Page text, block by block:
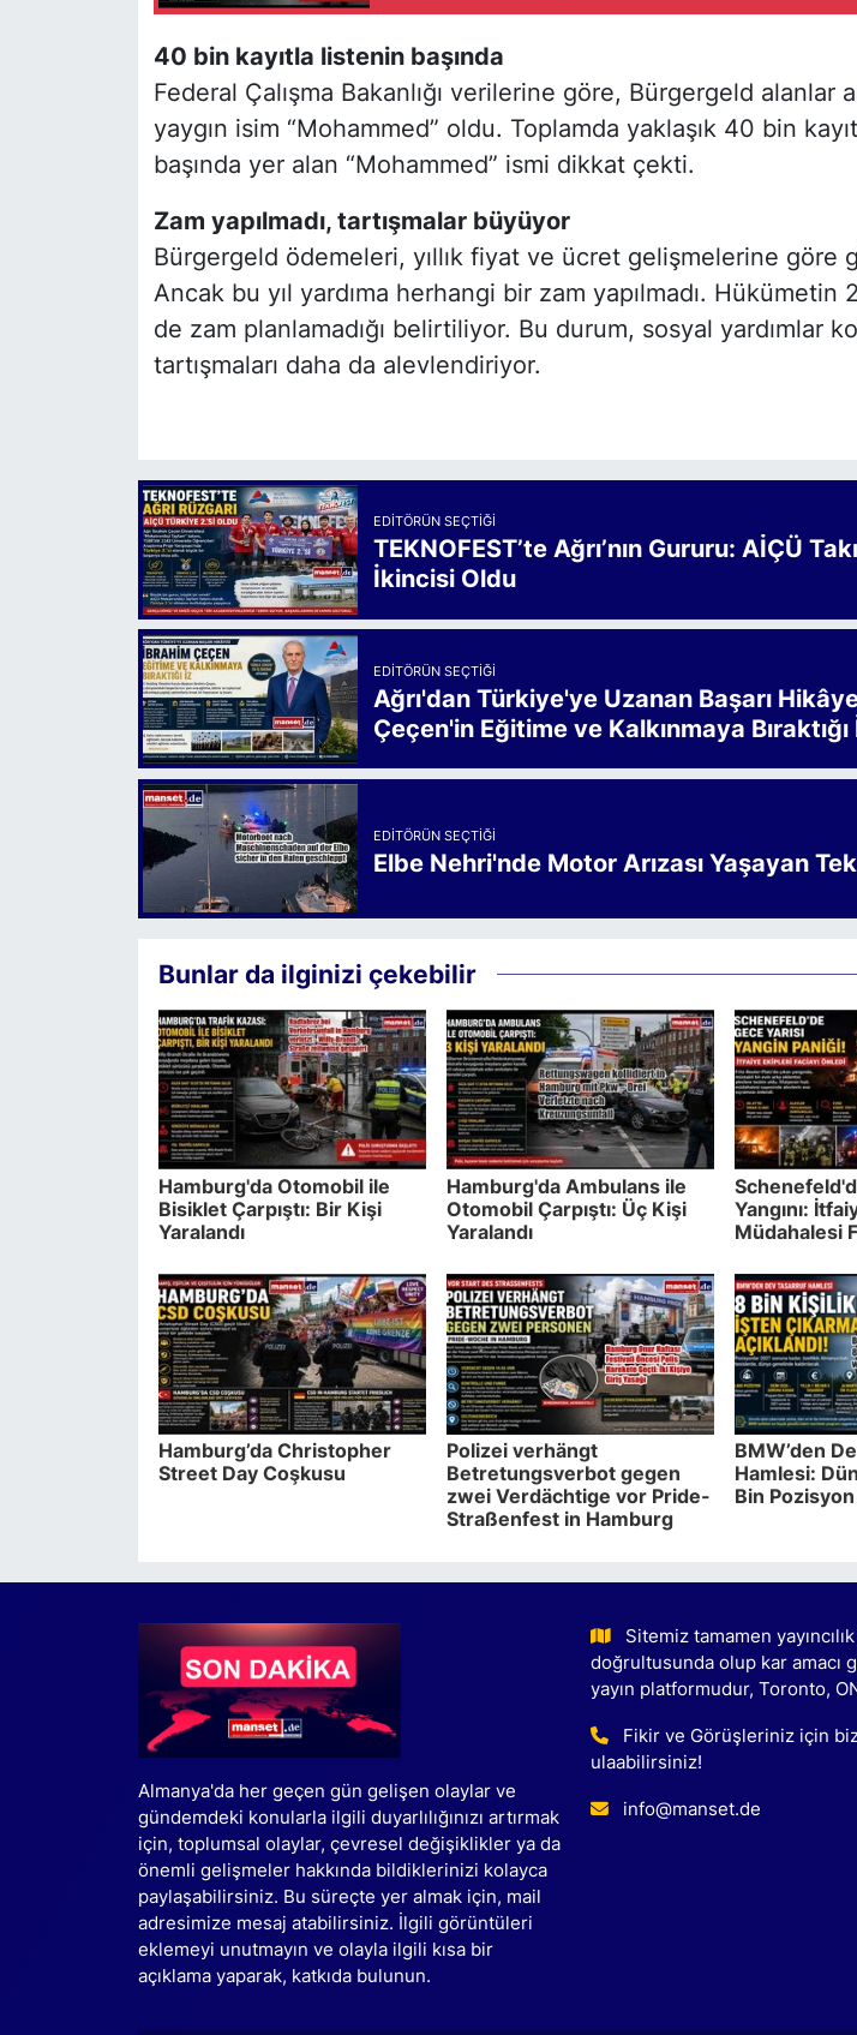
40 bin kayıtla listenin başında
Federal Çalışma Bakanlığı verilerine göre, Bürgergeld alanlar
yaygın isim “Mohammed” oldu. Toplamda yaklaşık 40 bin
başında yer alan “Mohammed” ismi dikkat çekti.
Zam yapılmadı, tartışmalar büyüyor
Bürgergeld ödemeleri, yıllık fiyat ve ücret gelişmelerine göre
Ancak bu yıl yardıma herhangi bir zam yapılmadı. Hükümetin
de zam planlamadığı belirtiliyor. Bu durum, sosyal yardımlar
tartışmaları daha da alevlendiriyor.
EDITÖRÜN SEÇTIĞI
TEKNOFEST’te Ağrı’nın Gururu: AİÇÜ
İkincisi Oldu
EDITÖRÜN SEÇTIĞI
Ağrı'dan Türkiye'ye Uzanan Başarı
Çeçen'in Eğitime ve Kalkınmaya Bıraktığı
EDITÖRÜN SEÇTIĞI
Elbe Nehri'nde Motor Arızası Yaşayan
Bunlar da ilginizi çekebilir
Hamburg'da Otomobil ile
Bisiklet Çarpıştı: Bir Kişi
Yaralandı
Hamburg'da Ambulans ile
Otomobil Çarpıştı: Üç Kişi
Yaralandı
Yangını:
Müdahalesi
Hamburg’da Christopher
Street Day Coşkusu
Polizei verhängt
Betretungsverbot gegen
zwei Verdächtige vor Pride-
Straßenfest in Hamburg
BMW’den
Hamlesi:
Bin Pozisyon
Almanya'da her geçen gün gelişen olaylar ve
gündemdeki konularla ilgili duyarlılığınızı artırmak
için, toplumsal olaylar, çevresel değişiklikler ya da
önemli gelişmeler hakkında bildiklerinizi kolayca
paylaşabilirsiniz. Bu süreçte yer almak için, mail
adresimize mesaj atabilirsiniz. İlgili görüntüleri
eklemeyi unutmayın ve olayla ilgili kısa bir
açıklama yaparak, katkıda bulunun.
Sitemiz tamamen
doğrultusunda olup kar amacı
yayın platformudur, Toronto,
Fikir ve Görüşleriniz için
ulaabilirsiniz!
info@manset.de